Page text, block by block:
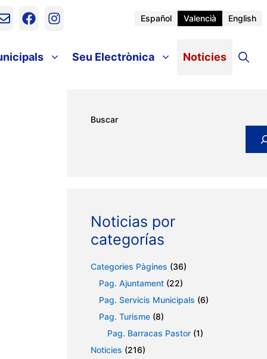
Español Valencià English
Seu Electrònica Noticies
Buscar
Noticias por
categorías
Categories Pàgines (36)
Pag. Ajuntament (22)
Pag. Servicis Municipals (6)
Pag. Turisme (8)
Pag. Barracas Pastor (1)
Noticies (216)